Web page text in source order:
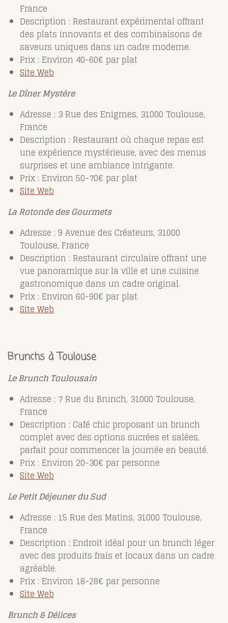
France
Description : Restaurant expérimental offrant
des plats innovants et des combinaisons de
saveurs uniques dans un cadre moderne.
Prix : Environ 40-60€ par plat
Site Web
Le Dîner Mystère
Adresse : 3 Rue des Enigmes, 31000 Toulouse,
France
Description : Restaurant où chaque repas est
une expérience mystérieuse, avec des menus
surprises et une ambiance intrigante.
Prix : Environ 50-70€ par plat
Site Web
La Rotonde des Gourmets
Adresse : 9 Avenue des Créateurs, 31000
Toulouse, France
Description : Restaurant circulaire offrant une
vue panoramique sur la ville et une cuisine
gastronomique dans un cadre original.
Prix : Environ 60-90€ par plat
Site Web
Brunchs à Toulouse
Le Brunch Toulousain
Adresse : 7 Rue du Brunch, 31000 Toulouse,
France
Description : Café chic proposant un brunch
complet avec des options sucrées et salées,
parfait pour commencer la journée en beauté.
Prix : Environ 20-30€ par personne
Site Web
Le Petit Déjeuner du Sud
Adresse : 15 Rue des Matins, 31000 Toulouse,
France
Description : Endroit idéal pour un brunch léger
avec des produits frais et locaux dans un cadre
agréable.
Prix : Environ 18-28€ par personne
Site Web
Brunch & Délices